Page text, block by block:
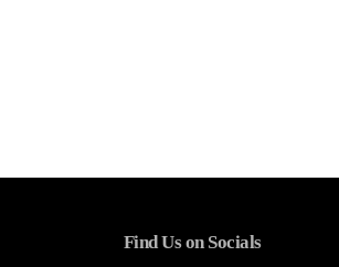
Find Us on Socials